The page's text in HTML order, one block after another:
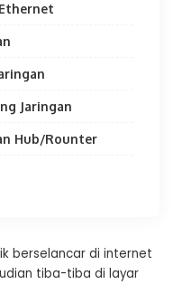
Jaringan
Hub/Rounter
berselancar di internet
tiba-tiba di layar